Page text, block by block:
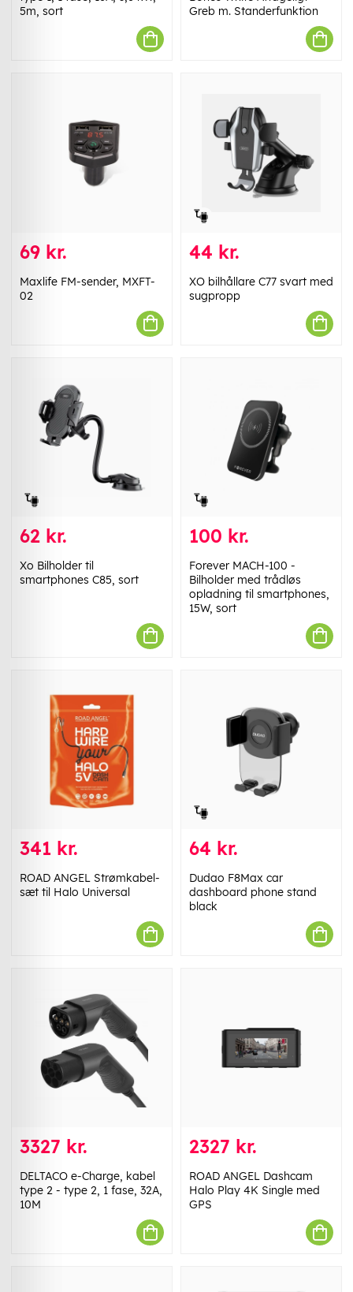
5m, sort
Greb m. Standerfunktion
69 kr.
Maxlife FM-sender, MXFT-
02
44 kr.
XO bilhållare C77 svart med
sugpropp
62 kr.
Xo Bilholder til
smartphones C85, sort
100 kr.
Forever MACH-100 -
Bilholder med trådløs
opladning til smartphones,
15W, sort
341 kr.
ROAD ANGEL Strømkabel-
sæt til Halo Universal
64 kr.
Dudao F8Max car
dashboard phone stand
black
3327 kr.
DELTACO e-Charge, kabel
type 2 - type 2, 1 fase, 32A,
10M
2327 kr.
ROAD ANGEL Dashcam
Halo Play 4K Single med
GPS